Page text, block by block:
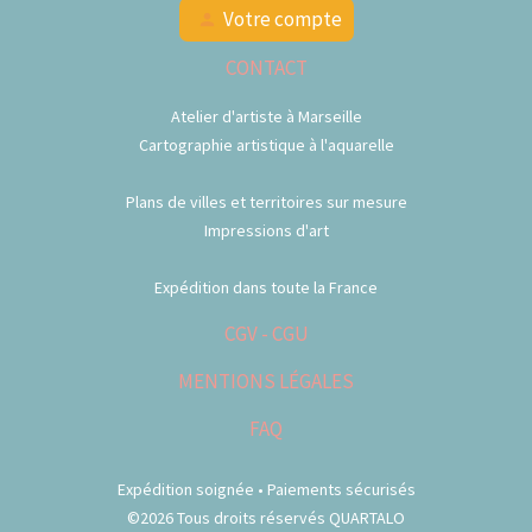
Votre compte
CONTACT
Atelier d'artiste à Marseille
Cartographie artistique à l'aquarelle
Plans de villes et territoires sur mesure
Impressions d'art
Expédition dans toute la France
CGV - CGU
MENTIONS LÉGALES
FAQ
Expédition soignée • Paiements sécurisés
©2026 Tous droits réservés QUARTALO